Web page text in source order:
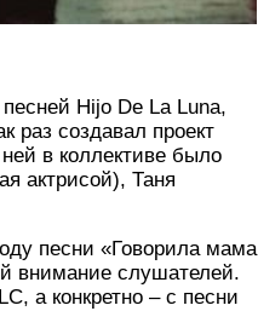
Hijo De La Luna,
раз создавал проект
в коллективе было
актрисой), Таня
песни «Говорила мама
внимание слушателей.
а конкретно – с песни